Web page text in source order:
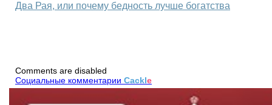
Два Рая, или почему бедность лучше богатства
Comments are disabled
Социальные комментарии Cackle